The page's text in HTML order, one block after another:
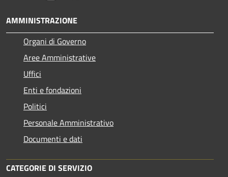
AMMINISTRAZIONE
Organi di Governo
Aree Amministrative
Uffici
Enti e fondazioni
Politici
Personale Amministrativo
Documenti e dati
CATEGORIE DI SERVIZIO